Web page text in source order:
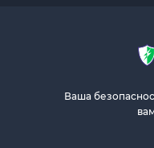
Ваша